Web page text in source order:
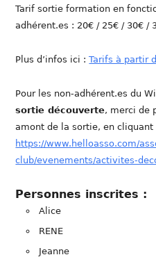
Tarif sortie formation en
adhérent.es : 20€ / 25€ / 30€ /
Plus d’infos ici :Tarifs à partir
Pour les non-adhérent.es du
sortie découverte, merci de
amont de la sortie, en
https://www.helloasso.com/
club/evenements/activites-
Personnes inscrites :
Alice
RENE
Jeanne